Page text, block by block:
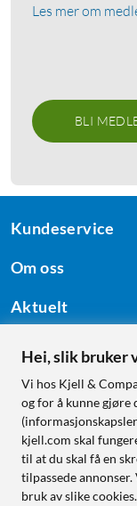
Les mer om
BLI
Kundeservice
Om oss
Aktuelt
Følg oss
Handle fra:
Sverige
Hei, slik bruker
Vi hos Kjell &
og for å kunne gjøre
kjell.com skal
til at du skal få en
tilpassede
bruk av slike